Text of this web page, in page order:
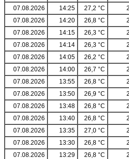
07.08.2026
14:25 27,2 °C
07.08.2026
14:20 26,8 °C
07.08.2026
14:15 26,3 °C
07.08.2026
14:14 26,3 °C
07.08.2026
14:05 26,2 °C
07.08.2026
14:00 26,7 °C
07.08.2026
13:55 26,8 °C
07.08.2026
13:50 26,9 °C
07.08.2026
13:48 26,8 °C
07.08.2026
13:40 26,8 °C
07.08.2026
13:35 27,0 °C
07.08.2026
13:30 26,8 °C
07.08.2026
13:29 26,8 °C